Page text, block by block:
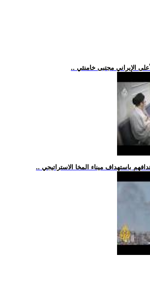
الإيراني مجتبى خامنئي
باستهداف ميناء المخا الاستراتيجي